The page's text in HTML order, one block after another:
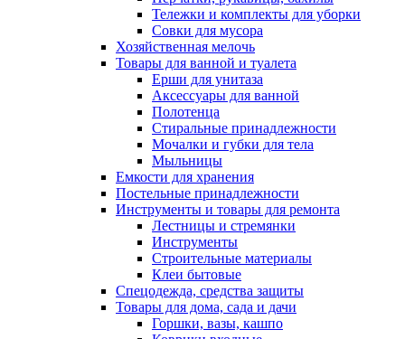
Тележки и комплекты для уборки
Совки для мусора
Хозяйственная мелочь
Товары для ванной и туалета
Ерши для унитаза
Аксессуары для ванной
Полотенца
Стиральные принадлежности
Мочалки и губки для тела
Мыльницы
Емкости для хранения
Постельные принадлежности
Инструменты и товары для ремонта
Лестницы и стремянки
Инструменты
Строительные материалы
Клеи бытовые
Спецодежда, средства защиты
Товары для дома, сада и дачи
Горшки, вазы, кашпо